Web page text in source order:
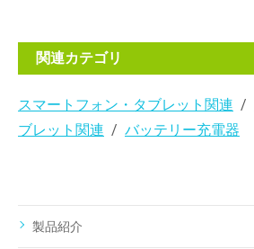
関連カテゴリ
スマートフォン・タブレット関連
ブレット関連
バッテリー充電器
製品紹介